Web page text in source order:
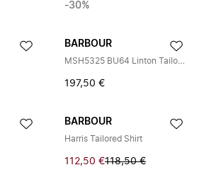
-30%
BARBOUR
MSH5325 BU64 Linton Tailored Long-Sleeved Shirt
197,50 €
BARBOUR
Harris Tailored Shirt
112,50 €118,50 €